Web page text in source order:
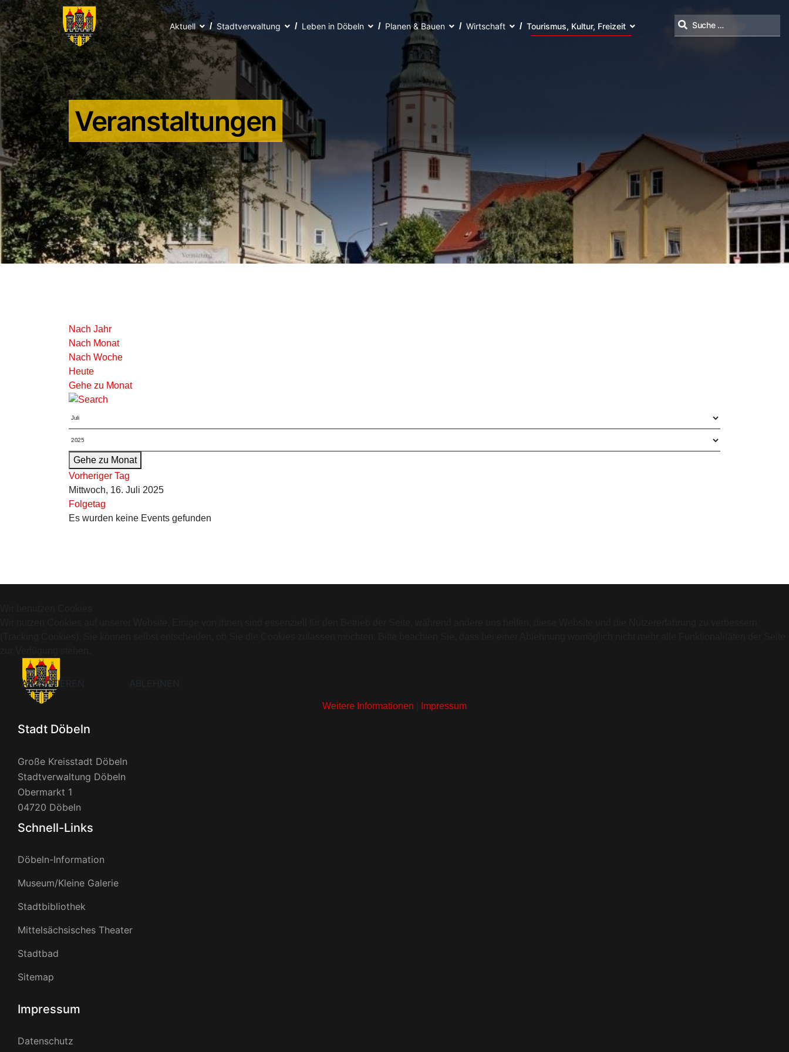
Aktuell Stadtverwaltung Leben in Döbeln Planen & Bauen Wirtschaft Tourismus, Kultur, Freizeit
Veranstaltungen
Nach Jahr
Nach Monat
Nach Woche
Heute
Gehe zu Monat
Gehe zu Monat
Vorheriger Tag
Mittwoch, 16. Juli 2025
Folgetag
Es wurden keine Events gefunden
Stadt Döbeln
Große Kreisstadt Döbeln
Stadtverwaltung Döbeln
Obermarkt 1
04720 Döbeln
Schnell-Links
Döbeln-Information
Museum/Kleine Galerie
Stadtbibliothek
Mittelsächsisches Theater
Stadtbad
Sitemap
Impressum
Datenschutz
AKZEPTIEREN
Weitere Informationen Impressum